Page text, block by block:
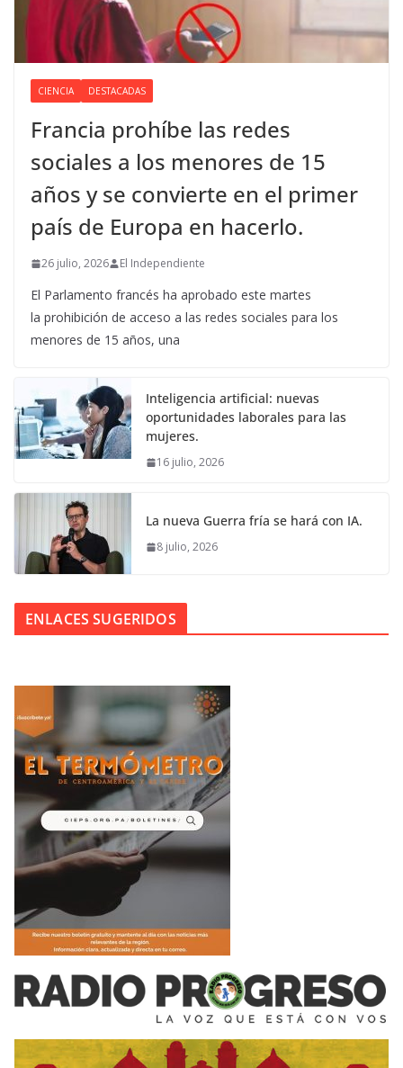
CIENCIA DESTACADAS
Francia prohíbe las redes
sociales a los menores de 15
años y se convierte en el primer
país de Europa en hacerlo.
26 julio, 2026 El Independiente
El Parlamento francés ha aprobado este martes
la prohibición de acceso a las redes sociales para los
menores de 15 años, una
Inteligencia artificial: nuevas
oportunidades laborales para las
mujeres.
16 julio, 2026
La nueva Guerra fría se hará con IA.
8 julio, 2026
ENLACES SUGERIDOS